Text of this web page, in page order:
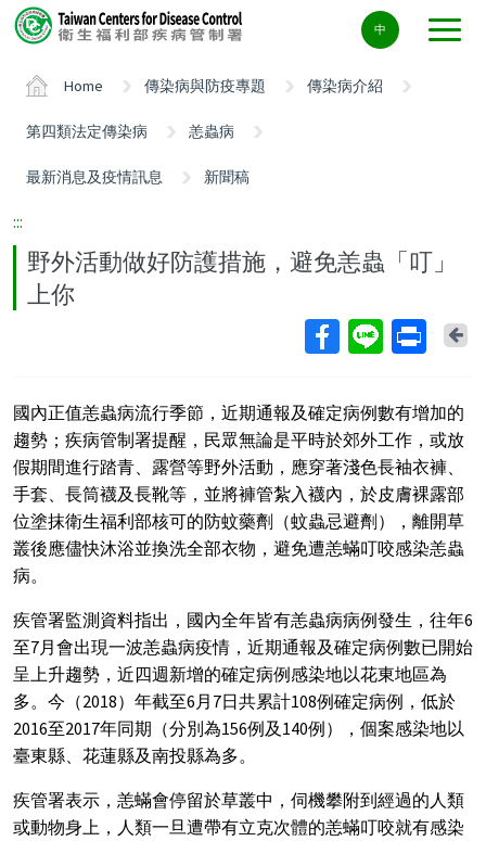
Center
block
中
Home 傳染病與防疫專題 傳染病介紹
第四類法定傳染病 恙蟲病
最新消息及疫情訊息 新聞稿
:::
野外活動做好防護措施，避免恙蟲「叮」
上你
國內正值恙蟲病流行季節，近期通報及確定病例數有增加的
趨勢；疾病管制署提醒，民眾無論是平時於郊外工作，或放
假期間進行踏青、露營等野外活動，應穿著淺色長袖衣褲、
手套、長筒襪及長靴等，並將褲管紮入襪內，於皮膚裸露部
位塗抹衛生福利部核可的防蚊藥劑（蚊蟲忌避劑），離開草
叢後應儘快沐浴並換洗全部衣物，避免遭恙蟎叮咬感染恙蟲
病。
疾管署監測資料指出，國內全年皆有恙蟲病病例發生，往年6
至7月會出現一波恙蟲病疫情，近期通報及確定病例數已開始
呈上升趨勢，近四週新增的確定病例感染地以花東地區為
多。今（2018）年截至6月7日共累計108例確定病例，低於
2016至2017年同期（分別為156例及140例），個案感染地以
臺東縣、花蓮縣及南投縣為多。
疾管署表示，恙蟎會停留於草叢中，伺機攀附到經過的人類
或動物身上，人類一旦遭帶有立克次體的恙蟎叮咬就有感染